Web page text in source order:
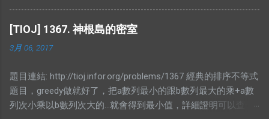
空節點上有困難，所以不妨再存一個值紀錄當前非空節點有幾
個，而顯然當你懶標記值大於0時整段都被覆蓋，所以就是整段
的長度，而沒有整段被覆蓋的時候，那當然就是去看小孩的值
囉，不過仔細想想就會發現區間和根本沒用，所以就砍掉他吧
ALL(x) (x).begin(), (x).end() #define PB push_back typedef long
long lld; typedef pair<int, int> PII; #define FF first #define SS
second const int N = 1000000 + 5; struct bian{ PII pos; int cnt;
[TIOJ] 1367. 神根島的密室
3月 06, 2017
題目連結: http://tioj.infor.org/problems/1367 經典的排序不等式
題目，greedy做就好了，把a數列最小的跟b數列最大的乘+a數
列次小乘以b數列次大的...就會得到最小值，詳細證明可以查一